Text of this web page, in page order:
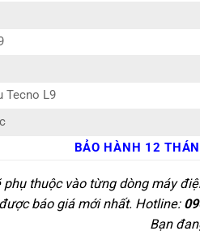
Tecno L9
BẢO HÀNH 12
thuộc vào từng dòng máy
báo giá mới nhất. Hotline:
Bạn